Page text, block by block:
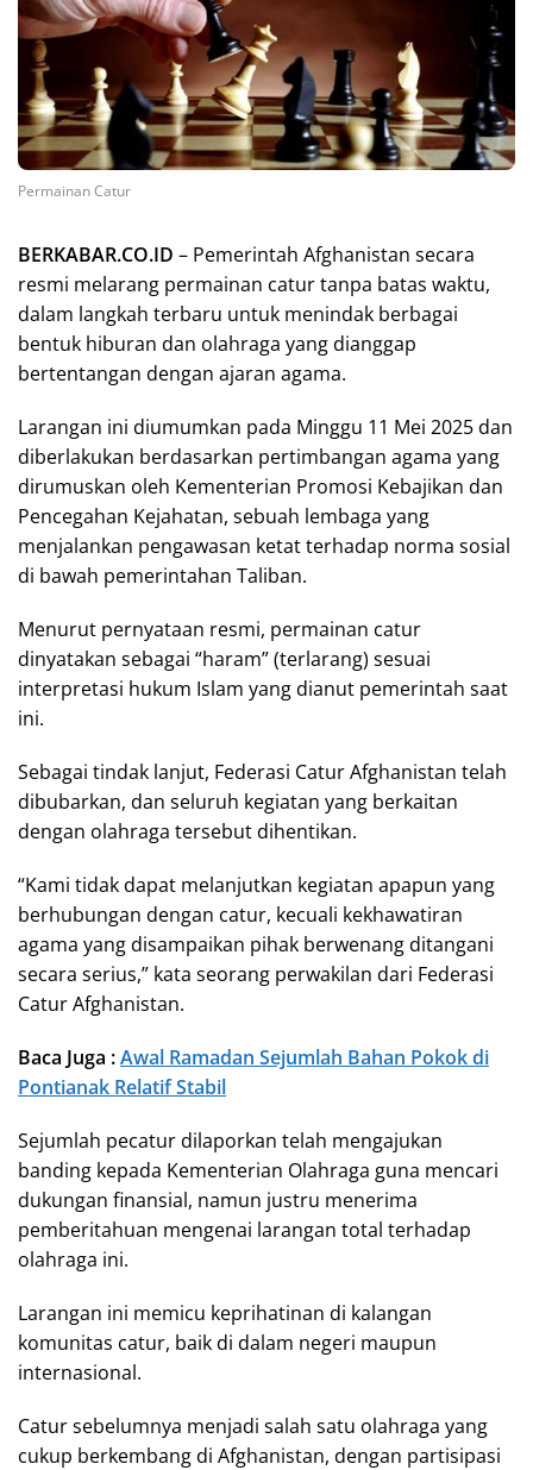
Permainan Catur
BERKABAR.CO.ID – Pemerintah Afghanistan secara
resmi melarang permainan catur tanpa batas waktu,
dalam langkah terbaru untuk menindak berbagai
bentuk hiburan dan olahraga yang dianggap
bertentangan dengan ajaran agama.
Larangan ini diumumkan pada Minggu 11 Mei 2025 dan
diberlakukan berdasarkan pertimbangan agama yang
dirumuskan oleh Kementerian Promosi Kebajikan dan
Pencegahan Kejahatan, sebuah lembaga yang
menjalankan pengawasan ketat terhadap norma sosial
di bawah pemerintahan Taliban.
Menurut pernyataan resmi, permainan catur
dinyatakan sebagai “haram” (terlarang) sesuai
interpretasi hukum Islam yang dianut pemerintah saat
ini.
Sebagai tindak lanjut, Federasi Catur Afghanistan telah
dibubarkan, dan seluruh kegiatan yang berkaitan
dengan olahraga tersebut dihentikan.
“Kami tidak dapat melanjutkan kegiatan apapun yang
berhubungan dengan catur, kecuali kekhawatiran
agama yang disampaikan pihak berwenang ditangani
secara serius,” kata seorang perwakilan dari Federasi
Catur Afghanistan.
Baca Juga :Awal Ramadan Sejumlah Bahan Pokok di
Pontianak Relatif Stabil
Sejumlah pecatur dilaporkan telah mengajukan
banding kepada Kementerian Olahraga guna mencari
dukungan finansial, namun justru menerima
pemberitahuan mengenai larangan total terhadap
olahraga ini.
Larangan ini memicu keprihatinan di kalangan
komunitas catur, baik di dalam negeri maupun
internasional.
Catur sebelumnya menjadi salah satu olahraga yang
cukup berkembang di Afghanistan, dengan partisipasi